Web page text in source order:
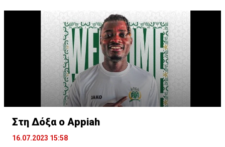
Στη Δόξα ο Appiah
16.07.2023 15:58